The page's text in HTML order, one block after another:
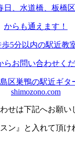
日、水道橋、板橋
からも通えます！
5分以内の駅近教
らお問い合わせくだ
区巣鴨の駅近ギ
shimozono.com
せは下記へお願い
ン』と入れて頂け